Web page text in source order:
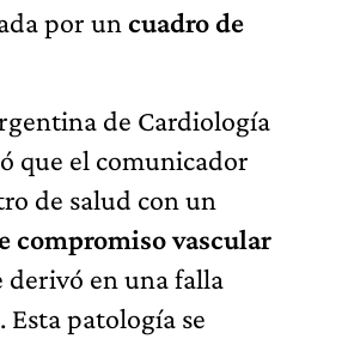
por un cuadro de
de Cardiología
que el comunicador
de salud con un
compromiso vascular
derivó en una falla
patología se